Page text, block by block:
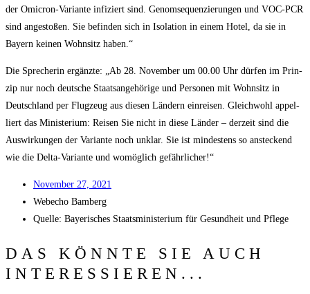
der Omic­ron-Vari­an­te infi­ziert sind. Genom­se­quen­zie­run­gen und VOC-PCR
sind ange­sto­ßen. Sie befin­den sich in Iso­la­ti­on in einem Hotel, da sie in
Bay­ern kei­nen Wohn­sitz haben.“
Die Spre­che­rin ergänz­te: „Ab 28. Novem­ber um 00.00 Uhr dür­fen im Prin­
zip nur noch deut­sche Staats­an­ge­hö­ri­ge und Per­so­nen mit Wohn­sitz in
Deutsch­land per Flug­zeug aus die­sen Län­dern ein­rei­sen. Gleich­wohl appel­
liert das Minis­te­ri­um: Rei­sen Sie nicht in die­se Län­der – der­zeit sind die
Aus­wir­kun­gen der Vari­an­te noch unklar. Sie ist min­des­tens so anste­ckend
wie die Del­ta-Vari­an­te und womög­lich gefährlicher!“
Novem­ber 27, 2021
Web­echo Bamberg
Quel­le: Baye­ri­sches Staats­mi­nis­te­ri­um für Gesund­heit und Pflege
DAS KÖNNTE SIE AUCH
INTERESSIEREN...